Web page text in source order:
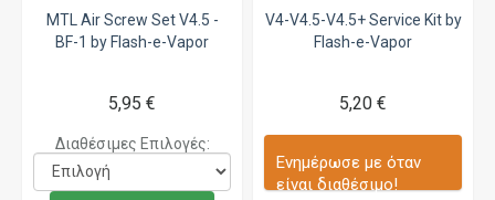
MTL Air Screw Set V4.5 -
BF-1 by Flash-e-Vapor
5,95 €
Διαθέσιμες Επιλογές:
V4-V4.5-V4.5+ Service Kit by
Flash-e-Vapor
5,20 €
Ενημέρωσε με όταν
είναι διαθέσιμο!